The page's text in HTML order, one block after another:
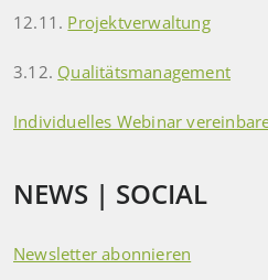
12.11. Projektverwaltung
3.12. Qualitätsmanagement
Individuelles Webinar
NEWS | SOCIAL
Newsletter abonnieren